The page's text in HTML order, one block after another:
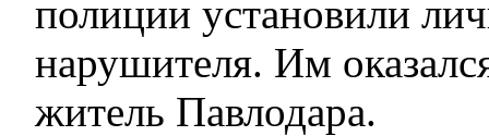
полиции установили
нарушителя. Им
житель Павлодара.